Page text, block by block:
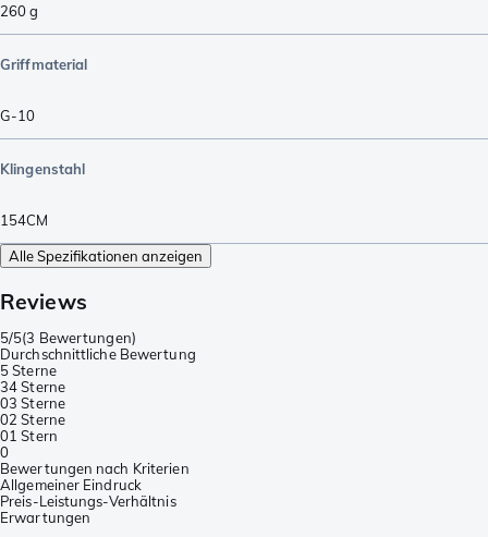
260g
Griffmaterial
G-10
Klingenstahl
154CM
Alle Spezifikationen anzeigen
Reviews
5/5(3 Bewertungen)
Durchschnittliche Bewertung
5 Sterne
34 Sterne
03 Sterne
02 Sterne
01 Stern
0
Bewertungen nach Kriterien
Allgemeiner Eindruck
Preis-Leistungs-Verhältnis
Erwartungen